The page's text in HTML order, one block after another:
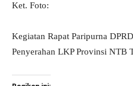
Ket. Foto:
Kegiatan Rapat Paripurna
Penyerahan LKP Provinsi NTB